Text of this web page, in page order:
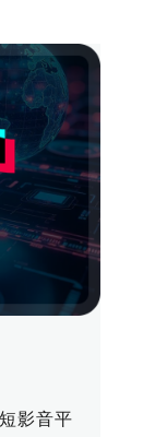
影音平